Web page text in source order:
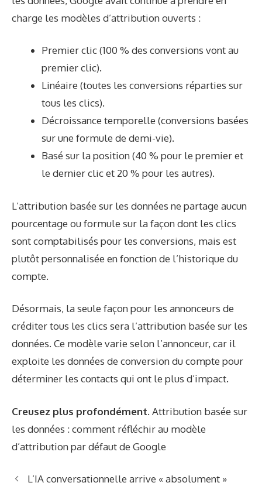
charge les modèles d’attribution ouverts :
Premier clic (100 % des conversions vont au
premier clic).
Linéaire (toutes les conversions réparties sur
tous les clics).
Décroissance temporelle (conversions basées
sur une formule de demi-vie).
Basé sur la position (40 % pour le premier et
le dernier clic et 20 % pour les autres).
L’attribution basée sur les données ne partage aucun
pourcentage ou formule sur la façon dont les clics
sont comptabilisés pour les conversions, mais est
plutôt personnalisée en fonction de l’historique du
compte.
Désormais, la seule façon pour les annonceurs de
créditer tous les clics sera l’attribution basée sur les
données. Ce modèle varie selon l’annonceur, car il
exploite les données de conversion du compte pour
déterminer les contacts qui ont le plus d’impact.
Creusez plus profondément. Attribution basée sur
les données : comment réfléchir au modèle
d’attribution par défaut de Google
L’IA conversationnelle arrive « absolument »